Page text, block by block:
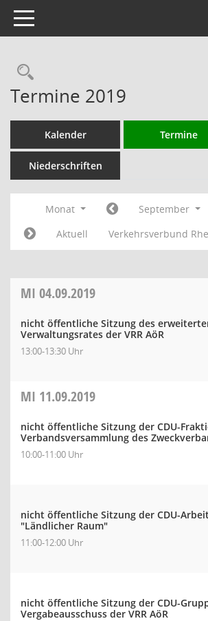
Toggle navigation
Rechercheauswahl
Termine 2019
Kalender Termine
Niederschriften
Monat September
Aktuell
Verkehrsverbund
MI 04.09.2019
nicht öffentliche Sitzung des
Verwaltungsrates der VRR AöR
13:00-13:30 Uhr
MI 11.09.2019
nicht öffentliche Sitzung der CDU-
Verbandsversammlung des
10:00-11:00 Uhr
nicht öffentliche Sitzung der CDU-
"Ländlicher Raum"
11:00-12:00 Uhr
nicht öffentliche Sitzung der CDU-
Vergabeausschuss der VRR AöR